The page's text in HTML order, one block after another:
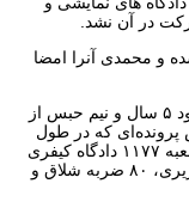
در آن نشد.
و محمدی آنرا امضا
نرگس محمدی در مهر سال ۹۹، پس از تحمل حدود ۵ سال و نیم حبس از
که در طول
تحمل دوران حبس علیه وی گشوده شد، توسط شعبه ۱۱۷۷ دادگاه کیفری
دو مجتمع قضایی قدس تهران به ۳۰ ماه حبس تعزیری، ۸۰ ضربه شلاق و